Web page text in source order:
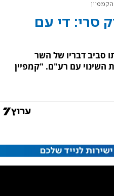
סרי: די עם
סביב דבריו של השר
עם רע"ם. "קמפיין